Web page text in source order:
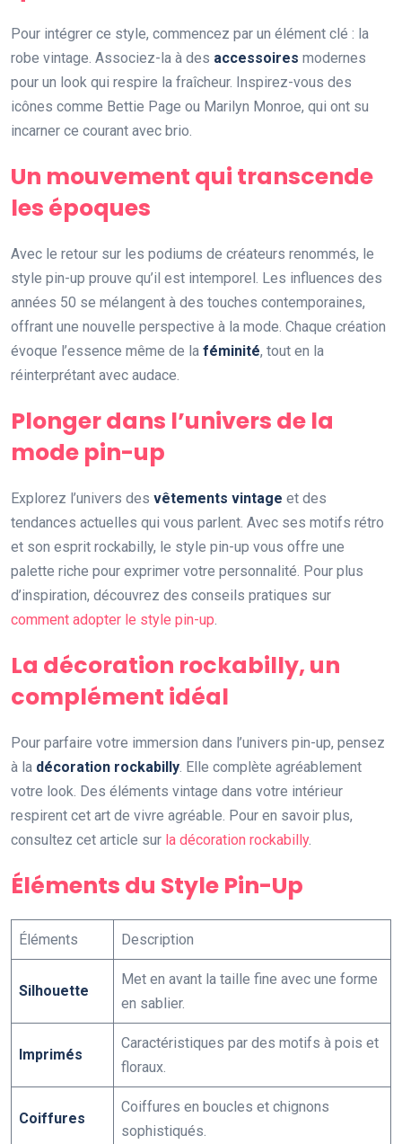
Pour intégrer ce style, commencez par un élément clé : la
robe vintage. Associez-la à des accessoires modernes
pour un look qui respire la fraîcheur. Inspirez-vous des
icônes comme Bettie Page ou Marilyn Monroe, qui ont su
incarner ce courant avec brio.
Un mouvement qui transcende
les époques
Avec le retour sur les podiums de créateurs renommés, le
style pin-up prouve qu’il est intemporel. Les influences des
années 50 se mélangent à des touches contemporaines,
offrant une nouvelle perspective à la mode. Chaque création
évoque l’essence même de la féminité, tout en la
réinterprétant avec audace.
Plonger dans l’univers de la
mode pin-up
Explorez l’univers des vêtements vintage et des
tendances actuelles qui vous parlent. Avec ses motifs rétro
et son esprit rockabilly, le style pin-up vous offre une
palette riche pour exprimer votre personnalité. Pour plus
d’inspiration, découvrez des conseils pratiques sur
comment adopter le style pin-up.
La décoration rockabilly, un
complément idéal
Pour parfaire votre immersion dans l’univers pin-up, pensez
à la décoration rockabilly. Elle complète agréablement
votre look. Des éléments vintage dans votre intérieur
respirent cet art de vivre agréable. Pour en savoir plus,
consultez cet article sur la décoration rockabilly.
Éléments du Style Pin-Up
Éléments Description
Silhouette
Met en avant la taille fine avec une forme
en sablier.
Imprimés
Caractéristiques par des motifs à pois et
floraux.
Coiffures
Coiffures en boucles et chignons
sophistiqués.